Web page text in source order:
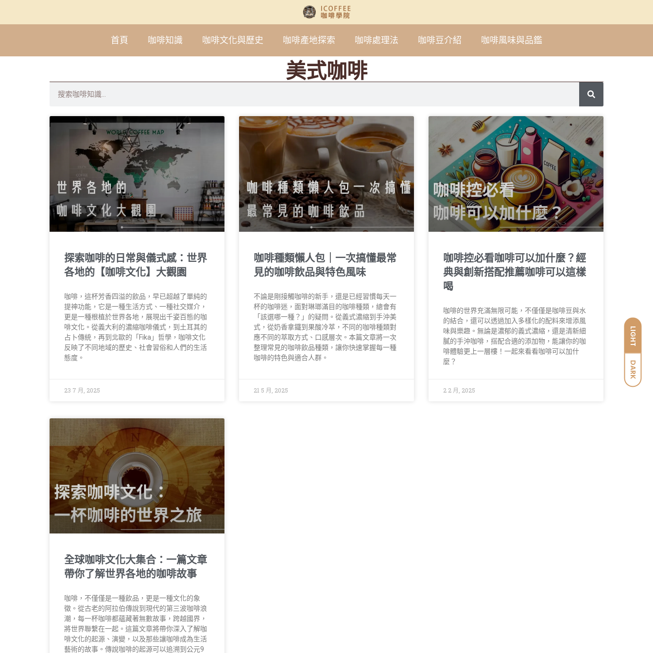
LIGHT
DARK
首頁 咖啡知識 咖啡文化與歷史 咖啡產地探索 咖啡處理法 咖啡豆介紹 咖啡風味與品鑑
美式咖啡
探索咖啡的日常與儀式感：世界
各地的【咖啡文化】大觀園
咖啡，這杯芳香四溢的飲品，早已超越了單純的
提神功能，它是一種生活方式、一種社交媒介，
更是一種根植於世界各地，展現出千姿百態的咖
啡文化。從義大利的濃縮咖啡儀式，到土耳其的
占卜傳統，再到北歐的「Fika」哲學，咖啡文化
反映了不同地域的歷史、社會習俗和人們的生活
態度。
23 7 月, 2025
咖啡種類懶人包｜一次搞懂最常
見的咖啡飲品與特色風味
不論是剛接觸咖啡的新手，還是已經習慣每天一
杯的咖啡迷，面對琳瑯滿目的咖啡種類，總會有
「該選哪一種？」的疑問。從義式濃縮到手沖美
式，從奶香拿鐵到果酸冷萃，不同的咖啡種類對
應不同的萃取方式、口感層次。本篇文章將一次
整理常見的咖啡飲品種類，讓你快速掌握每一種
咖啡的特色與適合人群。
21 5 月, 2025
咖啡控必看咖啡可以加什麼？經
典與創新搭配推薦咖啡可以這樣
喝
咖啡的世界充滿無限可能，不僅僅是咖啡豆與水
的結合，還可以透過加入多樣化的配料來增添風
味與樂趣。無論是濃郁的義式濃縮，還是清新細
膩的手沖咖啡，搭配合適的添加物，能讓你的咖
啡體驗更上一層樓！一起來看看咖啡可以加什
麼？
2 2 月, 2025
全球咖啡文化大集合：一篇文章
帶你了解世界各地的咖啡故事
咖啡，不僅僅是一種飲品，更是一種文化的象
徵。從古老的阿拉伯傳說到現代的第三波咖啡浪
潮，每一杯咖啡都蘊藏著無數故事，跨越國界，
將世界聯繫在一起。這篇文章將帶你深入了解咖
啡文化的起源、演變，以及那些讓咖啡成為生活
藝術的故事。傳說咖啡的起源可以追溯到公元9